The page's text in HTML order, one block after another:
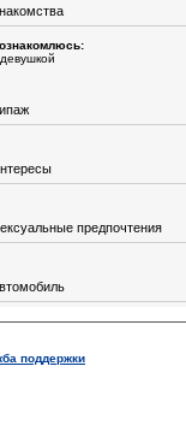
предпочтения
поддержки